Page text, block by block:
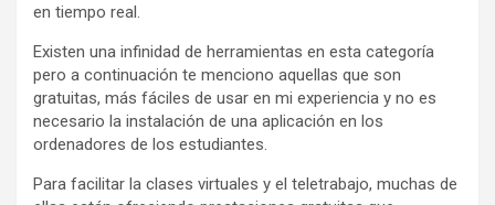
en tiempo real.
Existen una infinidad de herramientas en esta categoría
pero a continuación te menciono aquellas que son
gratuitas, más fáciles de usar en mi experiencia y no es
necesario la instalación de una aplicación en los
ordenadores de los estudiantes.
Para facilitar la clases virtuales y el teletrabajo, muchas de